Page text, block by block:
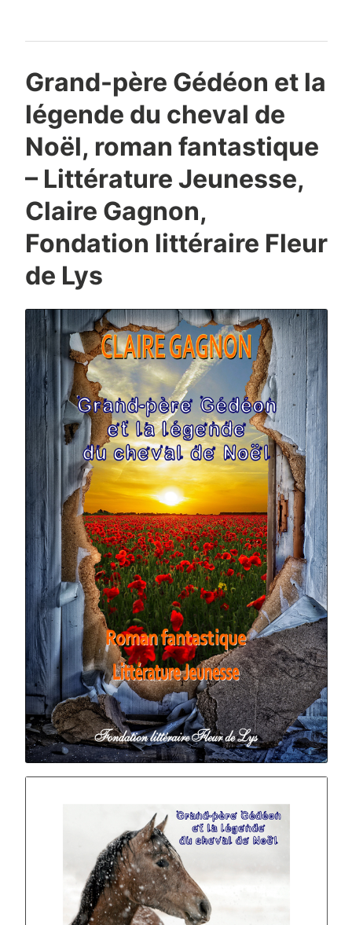
Grand-père Gédéon et la
légende du cheval de
Noël, roman fantastique
– Littérature Jeunesse,
Claire Gagnon,
Fondation littéraire Fleur
de Lys